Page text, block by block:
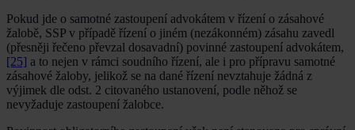
Pokud jde o samotné zastoupení advokátem v řízení o zásahové
žalobě, SSP v případě řízení o jiném (nezákonném) zásahu zavedl
(přesněji řečeno převzal dosavadní) povinné zastoupení advokátem,
[25] a to nejen v rámci soudního řízení, ale i pro přípravu samotné
zásahové žaloby, jelikož se na dané řízení nevztahuje žádná z
výjimek dle odst. 2 citovaného ustanovení, podle něhož se
nevyžaduje zastoupení žalobce.